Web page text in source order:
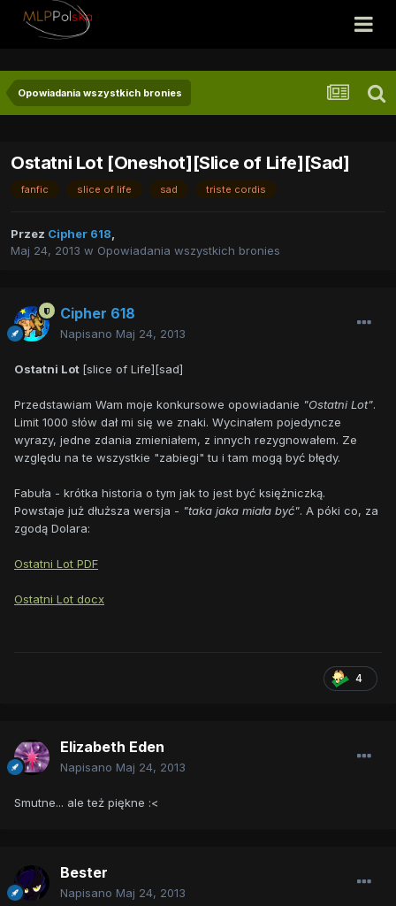
Opowiadania wszystkich bronies
Ostatni Lot [Oneshot][Slice of Life][Sad]
fanfic slice of life sad triste cordis
Przez Cipher 618,
Maj 24, 2013 w Opowiadania wszystkich bronies
Cipher 618
Napisano Maj 24, 2013
Ostatni Lot [slice of Life][sad]
Przedstawiam Wam moje konkursowe opowiadanie "Ostatni Lot".
Limit 1000 słów dał mi się we znaki. Wycinałem pojedyncze
wyrazy, jedne zdania zmieniałem, z innych rezygnowałem. Ze
względu na te wszystkie "zabiegi" tu i tam mogą być błędy.
Fabuła - krótka historia o tym jak to jest być księżniczką.
Powstaje już dłuższa wersja - "taka jaka miała być". A póki co, za
zgodą Dolara:
Ostatni Lot PDF
Ostatni Lot docx
4
Elizabeth Eden
Napisano Maj 24, 2013
Smutne... ale też piękne :<
Bester
Napisano Maj 24, 2013